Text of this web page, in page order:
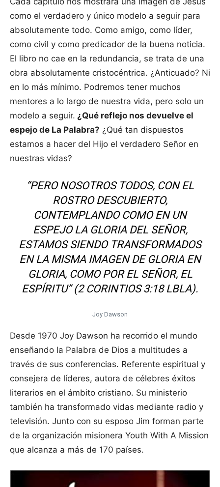
como el verdadero y único modelo a seguir para
absolutamente todo. Como amigo, como líder,
como civil y como predicador de la buena noticia.
El libro no cae en la redundancia, se trata de una
obra absolutamente cristocéntrica. ¿Anticuado? Ni
en lo más mínimo. Podremos tener muchos
mentores a lo largo de nuestra vida, pero solo un
modelo a seguir. ¿Qué reflejo nos devuelve el
espejo de La Palabra? ¿Qué tan dispuestos
estamos a hacer del Hijo el verdadero Señor en
nuestras vidas?
“PERO NOSOTROS TODOS, CON EL
ROSTRO DESCUBIERTO,
CONTEMPLANDO COMO EN UN
ESPEJO LA GLORIA DEL SEÑOR,
ESTAMOS SIENDO TRANSFORMADOS
EN LA MISMA IMAGEN DE GLORIA EN
GLORIA, COMO POR EL SEÑOR, EL
ESPÍRITU” (2 CORINTIOS 3:18 LBLA).
Joy Dawson
Desde 1970 Joy Dawson ha recorrido el mundo
enseñando la Palabra de Dios a multitudes a
través de sus conferencias. Referente espiritual y
consejera de líderes, autora de célebres éxitos
literarios en el ámbito cristiano. Su ministerio
también ha transformado vidas mediante radio y
televisión. Junto con su esposo Jim forman parte
de la organización misionera Youth With A Mission
que alcanza a más de 170 países.